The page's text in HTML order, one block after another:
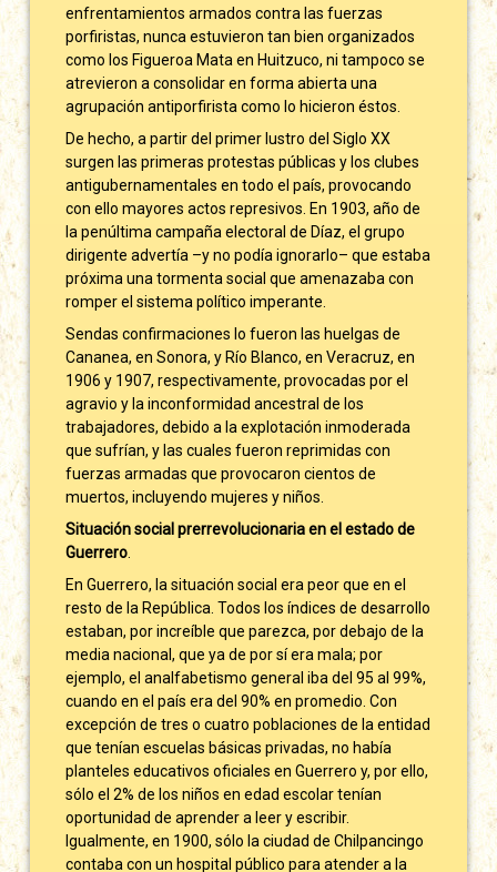
enfrentamientos armados contra las fuerzas
porfiristas, nunca estuvieron tan bien organizados
como los Figueroa Mata en Huitzuco, ni tampoco se
atrevieron a consolidar en forma abierta una
agrupación antiporfirista como lo hicieron éstos.
De hecho, a partir del primer lustro del Siglo XX
surgen las primeras protestas públicas y los clubes
antigubernamentales en todo el país, provocando
con ello mayores actos represivos. En 1903, año de
la penúltima campaña electoral de Díaz, el grupo
dirigente advertía –y no podía ignorarlo– que estaba
próxima una tormenta social que amenazaba con
romper el sistema político imperante.
Sendas confirmaciones lo fueron las huelgas de
Cananea, en Sonora, y Río Blanco, en Veracruz, en
1906 y 1907, respectivamente, provocadas por el
agravio y la inconformidad ancestral de los
trabajadores, debido a la explotación inmoderada
que sufrían, y las cuales fueron reprimidas con
fuerzas armadas que provocaron cientos de
muertos, incluyendo mujeres y niños.
Situación social prerrevolucionaria en el estado de
Guerrero
En Guerrero, la situación social era peor que en el
resto de la República. Todos los índices de desarrollo
estaban, por increíble que parezca, por debajo de la
media nacional, que ya de por sí era mala; por
ejemplo, el analfabetismo general iba del 95 al 99%,
cuando en el país era del 90% en promedio. Con
excepción de tres o cuatro poblaciones de la entidad
que tenían escuelas básicas privadas, no había
planteles educativos oficiales en Guerrero y, por ello,
sólo el 2% de los niños en edad escolar tenían
oportunidad de aprender a leer y escribir.
Igualmente, en 1900, sólo la ciudad de Chilpancingo
contaba con un hospital público para atender a la